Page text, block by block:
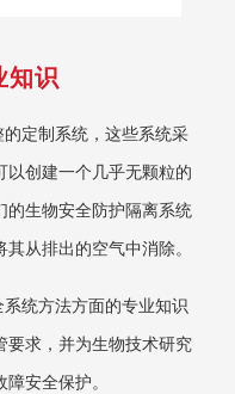
知识
定制系统，这些系统采
以创建一个几乎无颗粒的
的生物安全防护隔离系统
从排出的空气中消除。
统方法方面的专业知识
要求，并为生物技术研究
安全保护。